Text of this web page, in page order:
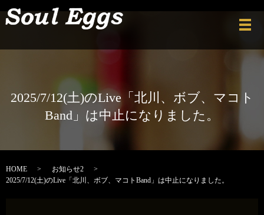
メ
2025/7/12(土)のLive「北川、ボブ、マコト
Band」は中止になりました。
HOME
お知らせ2
2025/7/12(土)のLive「北川、ボブ、マコトBand」は中止になりました。